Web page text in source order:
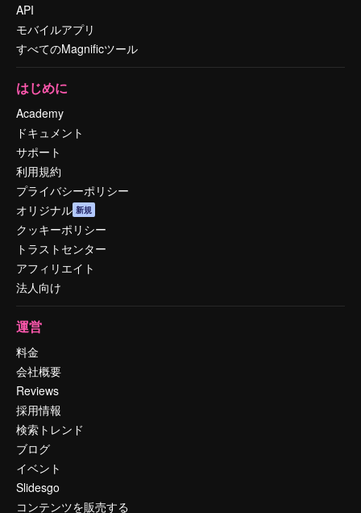
API
モバイルアプリ
すべてのMagnificツール
はじめに
Academy
ドキュメント
サポート
利用規約
プライバシーポリシー
オリジナル 新規
クッキーポリシー
トラストセンター
アフィリエイト
法人向け
運営
料金
会社概要
Reviews
採用情報
検索トレンド
ブログ
イベント
Slidesgo
コンテンツを販売する